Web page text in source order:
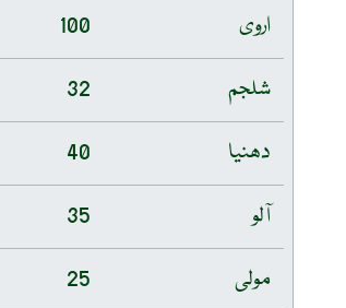
اروی
100
شلجم
32
دھنیا
40
آلو
35
مولی
25